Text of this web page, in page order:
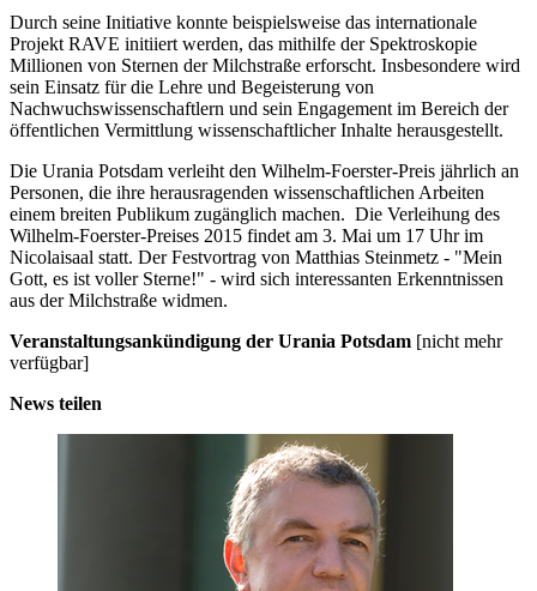
Durch seine Initiative konnte beispielsweise das internationale
Projekt RAVE initiiert werden, das mithilfe der Spektroskopie
Millionen von Sternen der Milchstraße erforscht. Insbesondere wird
sein Einsatz für die Lehre und Begeisterung von
Nachwuchswissenschaftlern und sein Engagement im Bereich der
öffentlichen Vermittlung wissenschaftlicher Inhalte herausgestellt.
Die Urania Potsdam verleiht den Wilhelm-Foerster-Preis jährlich an
Personen, die ihre herausragenden wissenschaftlichen Arbeiten
einem breiten Publikum zugänglich machen. Die Verleihung des
Wilhelm-Foerster-Preises 2015 findet am 3. Mai um 17 Uhr im
Nicolaisaal statt. Der Festvortrag von Matthias Steinmetz - "Mein
Gott, es ist voller Sterne!" - wird sich interessanten Erkenntnissen
aus der Milchstraße widmen.
Veranstaltungsankündigung der Urania Potsdam [nicht mehr
verfügbar]
News teilen